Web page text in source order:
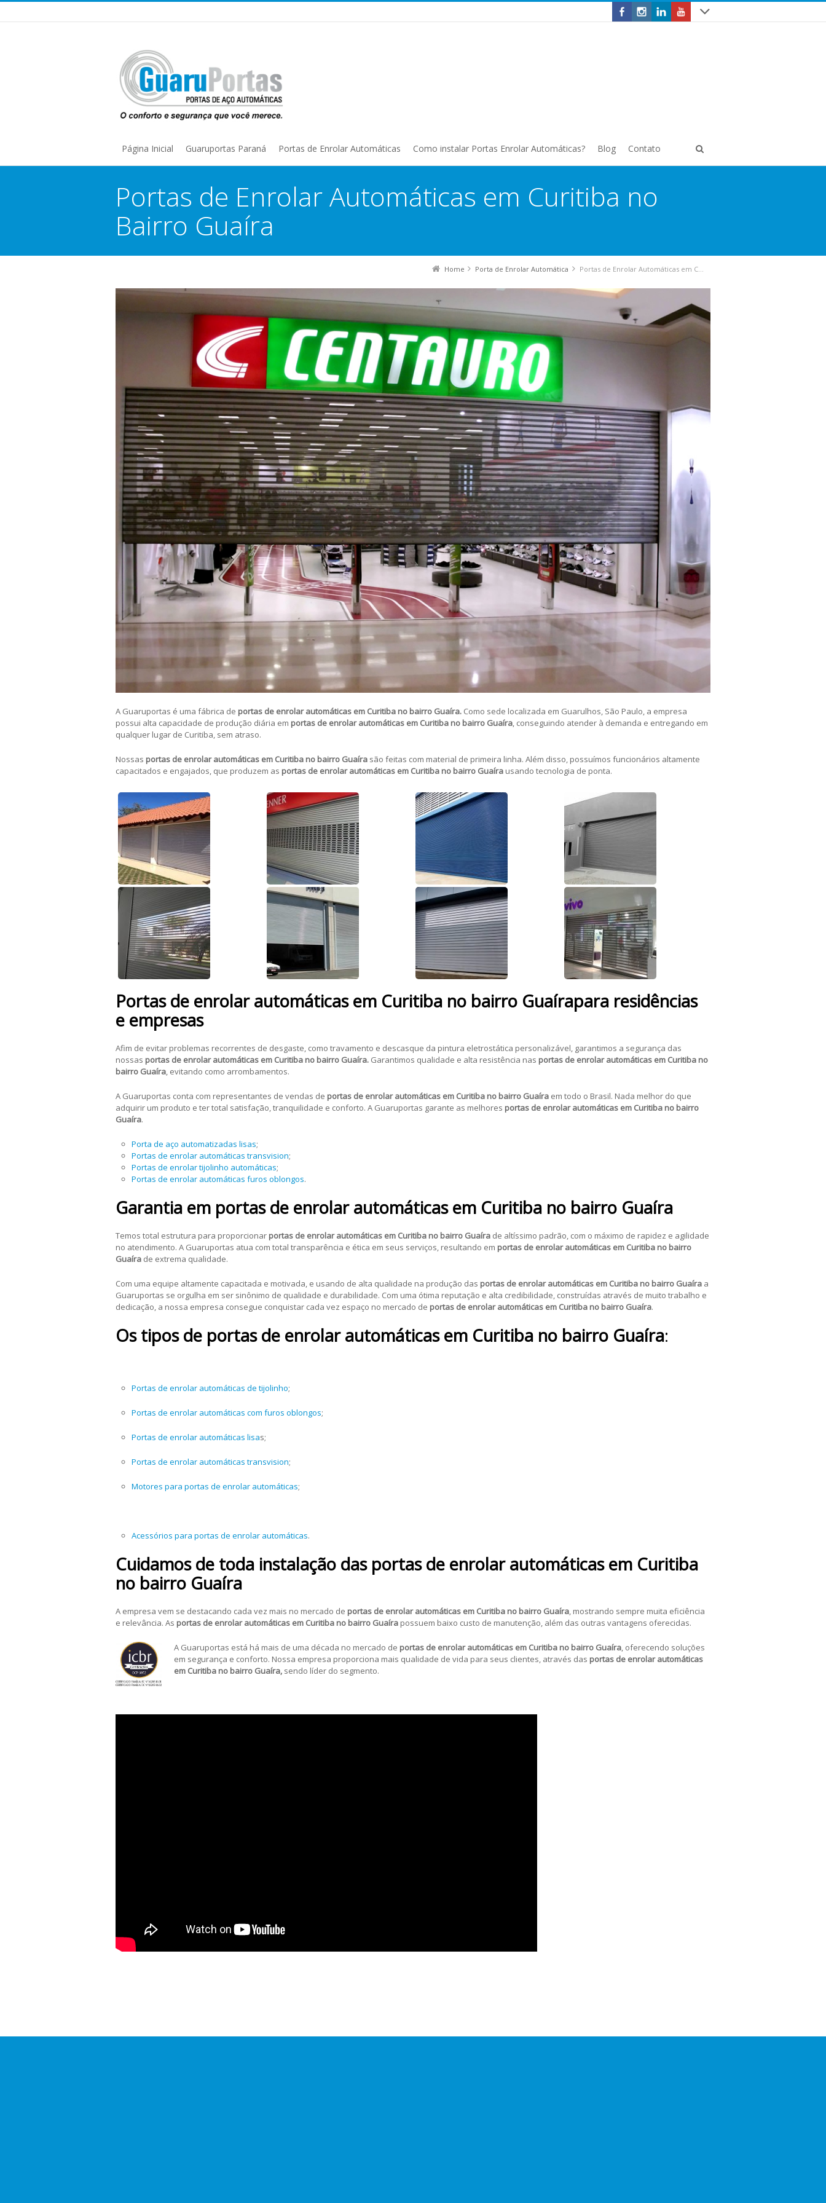
Página Inicial Guaruportas Paraná Portas de Enrolar Automáticas Como instalar Portas Enrolar Automáticas? Blog Contato
Portas de Enrolar Automáticas em Curitiba no
Bairro Guaíra
Home Porta de Enrolar Automática Portas de Enrolar Automáticas em Curitiba no Bairro Guaíra
A Guaruportas é uma fábrica de portas de enrolar automáticas em Curitiba no bairro Guaíra. Como sede localizada em Guarulhos, São Paulo, a empresa
possui alta capacidade de produção diária em portas de enrolar automáticas em Curitiba no bairro Guaíra, conseguindo atender à demanda e entregando em
qualquer lugar de Curitiba, sem atraso.
Nossas portas de enrolar automáticas em Curitiba no bairro Guaíra são feitas com material de primeira linha. Além disso, possuímos funcionários altamente
capacitados e engajados, que produzem as portas de enrolar automáticas em Curitiba no bairro Guaíra usando tecnologia de ponta.
Portas de enrolar automáticas em Curitiba no bairro Guaírapara residências
e empresas
Afim de evitar problemas recorrentes de desgaste, como travamento e descasque da pintura eletrostática personalizável, garantimos a segurança das
nossas portas de enrolar automáticas em Curitiba no bairro Guaíra. Garantimos qualidade e alta resistência nas portas de enrolar automáticas em Curitiba no
bairro Guaíra, evitando como arrombamentos.
A Guaruportas conta com representantes de vendas de portas de enrolar automáticas em Curitiba no bairro Guaíra em todo o Brasil. Nada melhor do que
adquirir um produto e ter total satisfação, tranquilidade e conforto. A Guaruportas garante as melhores portas de enrolar automáticas em Curitiba no bairro
Guaíra.
Porta de aço automatizadas lisas;
Portas de enrolar automáticas transvision;
Portas de enrolar tijolinho automáticas;
Portas de enrolar automáticas furos oblongos.
Garantia em portas de enrolar automáticas em Curitiba no bairro Guaíra
Temos total estrutura para proporcionar portas de enrolar automáticas em Curitiba no bairro Guaíra de altíssimo padrão, com o máximo de rapidez e agilidade
no atendimento. A Guaruportas atua com total transparência e ética em seus serviços, resultando em portas de enrolar automáticas em Curitiba no bairro
Guaíra de extrema qualidade.
Com uma equipe altamente capacitada e motivada, e usando de alta qualidade na produção das portas de enrolar automáticas em Curitiba no bairro Guaíra a
Guaruportas se orgulha em ser sinônimo de qualidade e durabilidade. Com uma ótima reputação e alta credibilidade, construídas através de muito trabalho e
dedicação, a nossa empresa consegue conquistar cada vez espaço no mercado de portas de enrolar automáticas em Curitiba no bairro Guaíra.
Os tipos de portas de enrolar automáticas em Curitiba no bairro Guaíra:
Portas de enrolar automáticas de tijolinho;
Portas de enrolar automáticas com furos oblongos;
Portas de enrolar automáticas lisas;
Portas de enrolar automáticas transvision;
Motores para portas de enrolar automáticas;
Acessórios para portas de enrolar automáticas.
Cuidamos de toda instalação das portas de enrolar automáticas em Curitiba
no bairro Guaíra
A empresa vem se destacando cada vez mais no mercado de portas de enrolar automáticas em Curitiba no bairro Guaíra, mostrando sempre muita eficiência
e relevância. As portas de enrolar automáticas em Curitiba no bairro Guaíra possuem baixo custo de manutenção, além das outras vantagens oferecidas.
A Guaruportas está há mais de uma década no mercado de portas de enrolar automáticas em Curitiba no bairro Guaíra, oferecendo soluções
em segurança e conforto. Nossa empresa proporciona mais qualidade de vida para seus clientes, através das portas de enrolar automáticas
em Curitiba no bairro Guaíra,sendo líder do segmento.